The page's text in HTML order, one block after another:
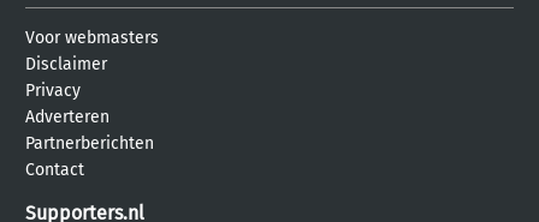
Voor webmasters
Disclaimer
Privacy
Adverteren
Partnerberichten
Contact
Supporters.nl